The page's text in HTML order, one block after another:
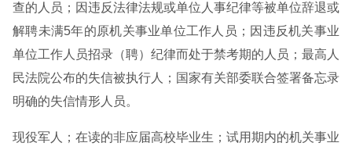
查的人员；因违反法律法规或单位人事纪律等被单位辞退或
解聘未满5年的原机关事业单位工作人员；因违反机关事业
单位工作人员招录（聘）纪律而处于禁考期的人员；最高人
民法院公布的失信被执行人；国家有关部委联合签署备忘录
明确的失信情形人员。
现役军人；在读的非应届高校毕业生；试用期内的机关事业